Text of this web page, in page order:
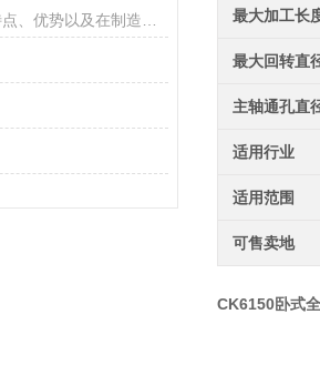
最大加工长
最大回转直
主轴通孔直
适用行业
适用范围
可售卖地
CK6150卧式